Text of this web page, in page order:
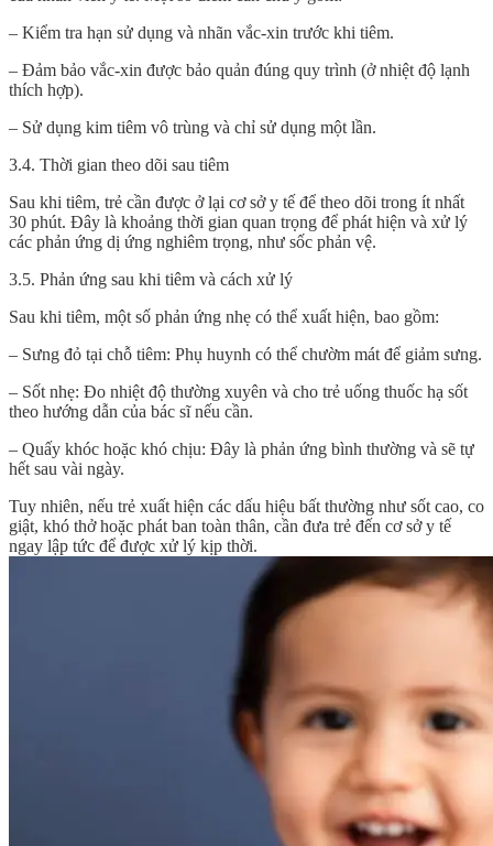
– Kiểm tra hạn sử dụng và nhãn vắc-xin trước khi tiêm.
– Đảm bảo vắc-xin được bảo quản đúng quy trình (ở nhiệt độ lạnh
thích hợp).
– Sử dụng kim tiêm vô trùng và chỉ sử dụng một lần.
3.4. Thời gian theo dõi sau tiêm
Sau khi tiêm, trẻ cần được ở lại cơ sở y tế để theo dõi trong ít nhất
30 phút. Đây là khoảng thời gian quan trọng để phát hiện và xử lý
các phản ứng dị ứng nghiêm trọng, như sốc phản vệ.
3.5. Phản ứng sau khi tiêm và cách xử lý
Sau khi tiêm, một số phản ứng nhẹ có thể xuất hiện, bao gồm:
– Sưng đỏ tại chỗ tiêm: Phụ huynh có thể chườm mát để giảm sưng.
– Sốt nhẹ: Đo nhiệt độ thường xuyên và cho trẻ uống thuốc hạ sốt
theo hướng dẫn của bác sĩ nếu cần.
– Quấy khóc hoặc khó chịu: Đây là phản ứng bình thường và sẽ tự
hết sau vài ngày.
Tuy nhiên, nếu trẻ xuất hiện các dấu hiệu bất thường như sốt cao, co
giật, khó thở hoặc phát ban toàn thân, cần đưa trẻ đến cơ sở y tế
ngay lập tức để được xử lý kịp thời.